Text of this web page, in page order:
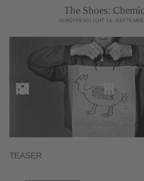
The Shoes:
VERÖFFENTLICHT 14.
TEASER